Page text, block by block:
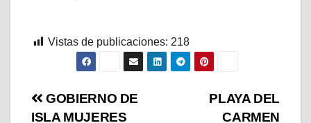
Vistas de publicaciones: 218
PLAYA DEL
CARMEN
GOBIERNO DE
ISLA MUJERES